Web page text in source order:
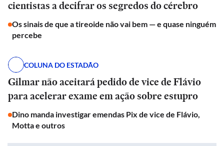
cientistas a decifrar os segredos do cérebro
Os sinais de que a tireoide não vai bem — e quase ninguém
percebe
COLUNA DO ESTADÃO
Gilmar não aceitará pedido de vice de Flávio
para acelerar exame em ação sobre estupro
Dino manda investigar emendas Pix de vice de Flávio,
Motta e outros